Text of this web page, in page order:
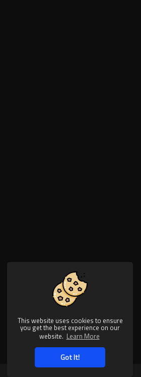
This website uses cookies to ensure
you get the best experience on our
website. Learn More
Got It!